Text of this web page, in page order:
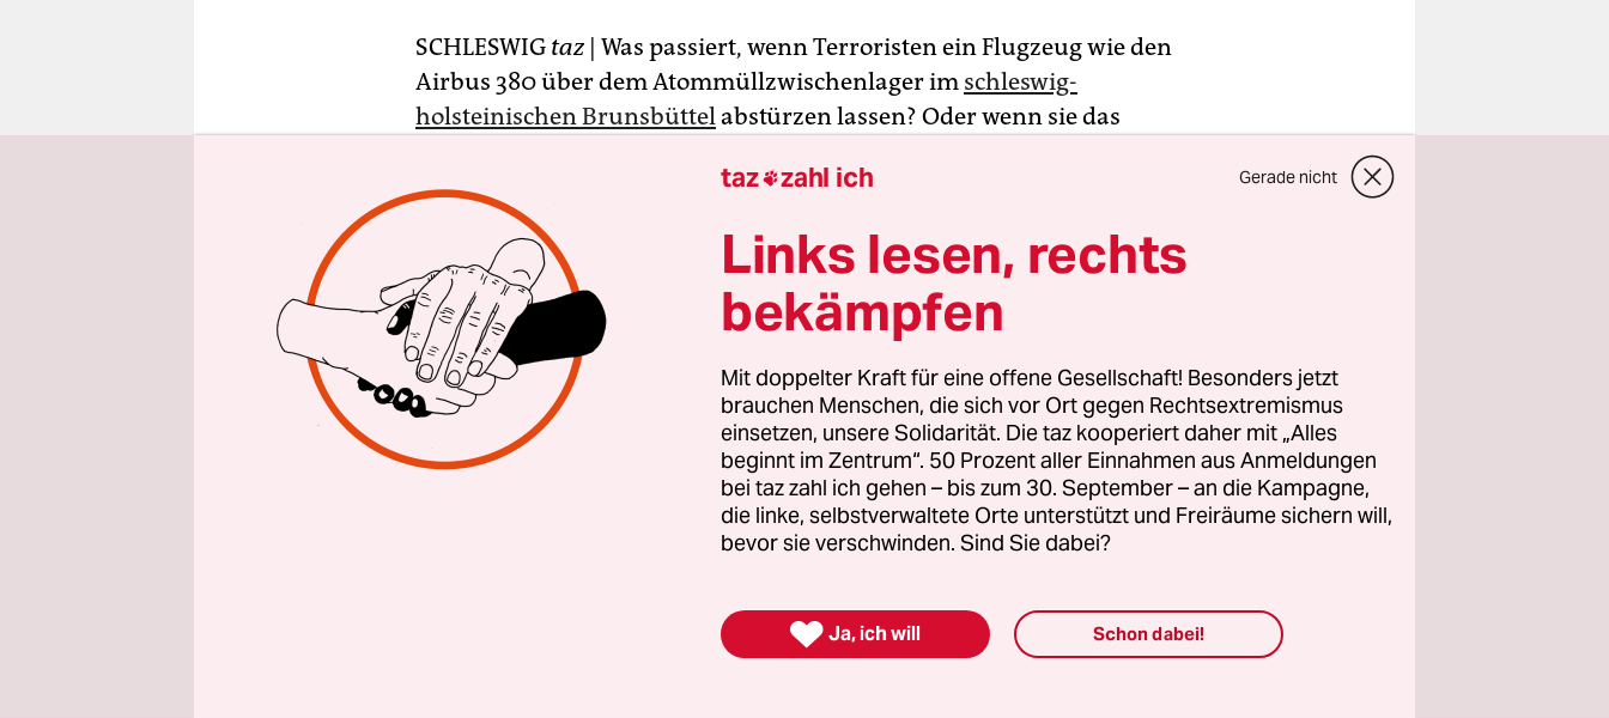
SCHLESWIG taz | Was passiert, wenn Terroristen ein Flugzeug wie den
Airbus 380 über dem Atommüllzwischenlager im schleswig-
holsteinischen Brunsbüttelabstürzen lassen? Oder wenn sie das
Panzerfäusten angreifen?
Diese Fragen stellte sich der Anwohner Peter Dreckmann – seit Hof
liegt sechs Kilometer vom AKW entfernt – schon im Jahr 2003, als die
Betreiberfirma Vattenfall die Genehmigung erhielt, radioaktiver
Abfälle auf dem Gelände zu lagern. Seither kämpfen Dreckmann und
seine Frau Anke vor Gericht gegen das Bundesamt für Strahlenschutz,
das die Genehmigung erteilte.
taz zahl ich Gerade nicht
Links lesen, rechts
bekämpfen
Mit doppelter Kraft für eine offene Gesellschaft! Besonders jetzt
brauchen Menschen, die sich vor Ort gegen Rechtsextremismus
einsetzen, unsere Solidarität. Die taz kooperiert daher mit „Alles
beginnt im Zentrum“. 50 Prozent aller Einnahmen aus Anmeldungen
bei taz zahl ich gehen – bis zum 30. September – an die Kampagne,
die linke, selbstverwaltete Orte unterstützt und Freiräume sichern will,
bevor sie verschwinden. Sind Sie dabei?
 Ja, ich will Schon dabei!